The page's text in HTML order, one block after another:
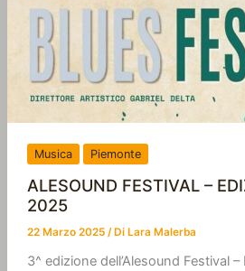
Musica Piemonte
ALESOUND FESTIVAL –
2025
22 Marzo 2025 / Di Lara Malerba
3^ edizione dell’Alesound Festival